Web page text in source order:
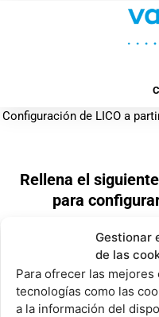
Gestionar
de las
Para ofrecer las
tecnologías como las
a la información del
Configuración de LICO a
Rellena el
para
Nombre